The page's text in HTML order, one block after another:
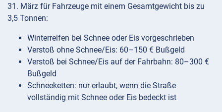
31. März für Fahrzeuge mit einem Gesamtgewicht bis zu
3,5 Tonnen:
Winterreifen bei Schnee oder Eis vorgeschrieben
Verstoß ohne Schnee/Eis: 60–150 € Bußgeld
Verstoß bei Schnee/Eis auf der Fahrbahn: 80–300 €
Bußgeld
Schneeketten: nur erlaubt, wenn die Straße
vollständig mit Schnee oder Eis bedeckt ist